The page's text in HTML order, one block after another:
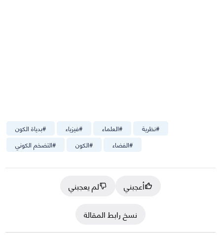
#بدياة الكون #فيزياء #العلماء #نظرية
#التضخم الكوني #الكون #الفضاء
أعجبني
لم يعجبني
نسخ رابط المقالة